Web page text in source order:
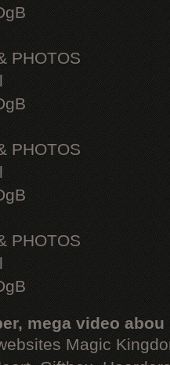
PHOTOS
PHOTOS
PHOTOS
mega video abou
Magic